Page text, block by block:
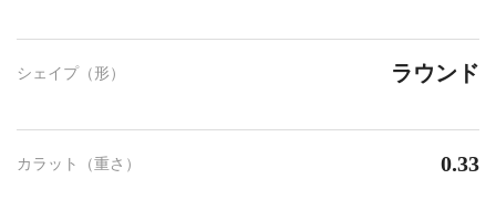
シェイプ（形） ラウンド
カラット（重さ） 0.33